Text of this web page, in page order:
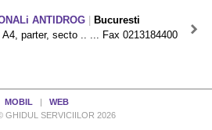
ANTIDROG
Bucuresti
A4, parter, secto .. ... Fax 0213184400
MOBIL
WEB
GHIDUL SERVICIILOR 2026